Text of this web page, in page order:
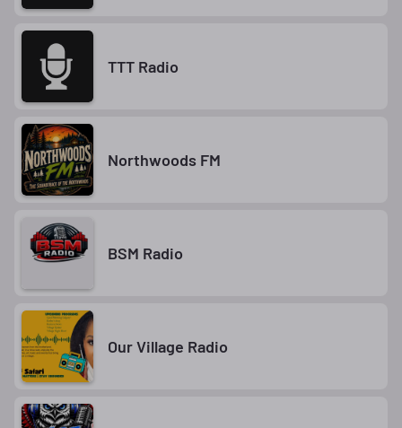
TTT Radio
Northwoods FM
BSM Radio
Our Village Radio